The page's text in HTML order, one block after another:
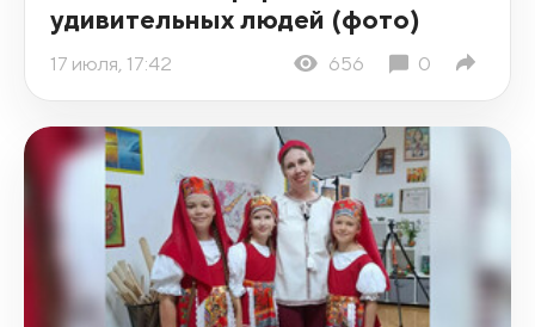
удивительных людей (фото)
17 июля, 17:42 656 0